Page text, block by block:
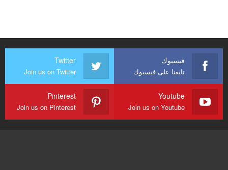
فيسبوك
تابعنا على فيسبوك
Twitter
Join us on Twitter
Youtube
Join us on Youtube
Pinterest
Join us on Pinterest